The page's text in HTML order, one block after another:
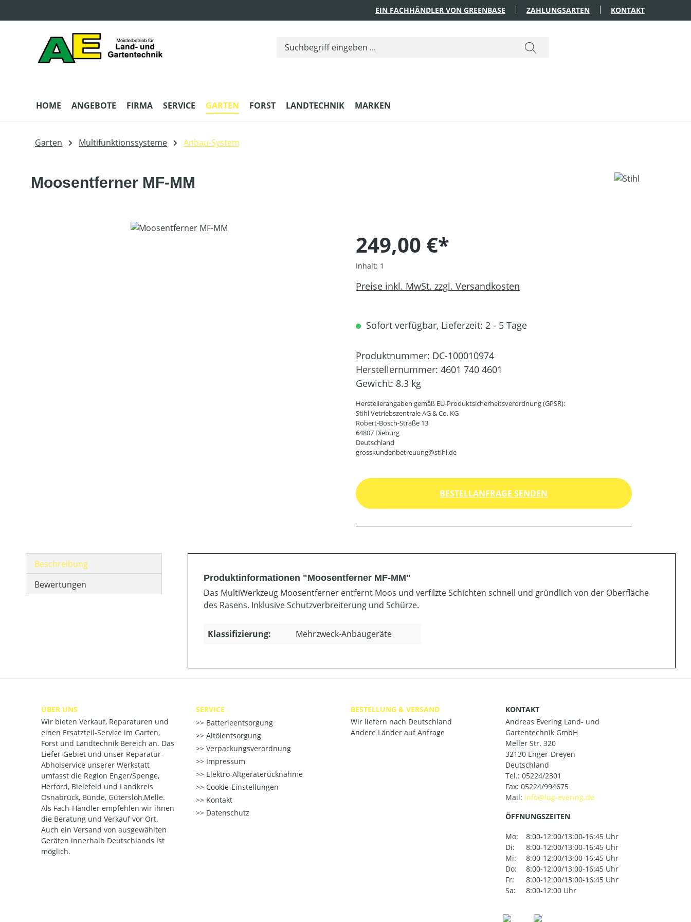
EIN FACHHÄNDLER VON GREENBASE ZAHLUNGSARTEN KONTAKT
HOME ANGEBOTE FIRMA SERVICE GARTEN FORST LANDTECHNIK MARKEN
Garten Multifunktionssysteme Anbau-System
Moosentferner MF-MM
249,00 €*
Inhalt: 1
Preise inkl. MwSt. zzgl. Versandkosten
Sofort verfügbar, Lieferzeit: 2 - 5 Tage
Produktnummer: DC-100010974
Herstellernummer: 4601 740 4601
Gewicht: 8.3 kg
Herstellerangaben gemäß EU-Produktsicherheitsverordnung (GPSR):
Stihl Vetriebszentrale AG & Co. KG
Robert-Bosch-Straße 13
64807 Dieburg
Deutschland
grosskundenbetreuung@stihl.de
BESTELLANFRAGE SENDEN
Beschreibung
Bewertungen
Produktinformationen "Moosentferner MF-MM"
Das MultiWerkzeug Moosentferner entfernt Moos und verfilzte Schichten schnell und gründlich von der Oberfläche
des Rasens. Inklusive Schutzverbreiterung und Schürze.
Klassifizierung: Mehrzweck-Anbaugeräte
ÜBER UNS
Wir bieten Verkauf, Reparaturen und
einen Ersatzteil-Service im Garten,
Forst und Landtechnik Bereich an. Das
Liefer-Gebiet und unser Reparatur-
Abholservice unserer Werkstatt
umfasst die Region Enger/Spenge,
Herford, Bielefeld und Landkreis
Osnabrück, Bünde, Gütersloh,Melle.
Als Fach-Händler empfehlen wir ihnen
die Beratung und Verkauf vor Ort.
Auch ein Versand von ausgewählten
Geräten innerhalb Deutschlands ist
möglich.
SERVICE
Batterieentsorgung
Altölentsorgung
Verpackungsverordnung
Impressum
Elektro-Altgeräterücknahme
Cookie-Einstellungen
Kontakt
Datenschutz
BESTELLUNG & VERSAND
Wir liefern nach Deutschland
Andere Länder auf Anfrage
KONTAKT
Andreas Evering Land- und
Gartentechnik GmbH
Meller Str. 320
32130 Enger-Dreyen
Deutschland
Tel.: 05224/2301
Fax: 05224/994675
Mail:
ÖFFNUNGSZEITEN
Mo:
8:00-12:00/13:00-16:45 Uhr
Di:
8:00-12:00/13:00-16:45 Uhr
Mi:
8:00-12:00/13:00-16:45 Uhr
Do:
8:00-12:00/13:00-16:45 Uhr
Fr:
8:00-12:00/13:00-16:45 Uhr
Sa:
8:00-12:00 Uhr